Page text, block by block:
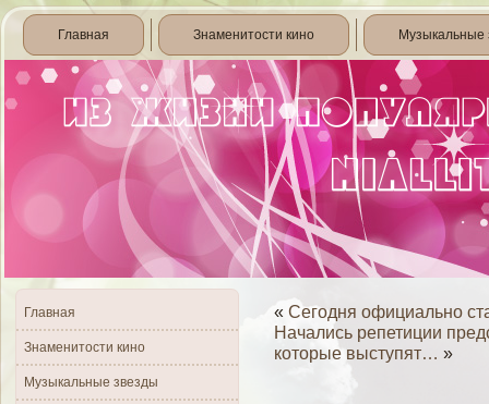
Главная Знаменитости кино Музыкальные
Главная
Знаменитости кино
Музыкальные звезды
« Сегодня официально
Начались репетиции
которые выступят… »